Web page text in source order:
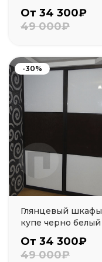
От 34 300₽
49 000₽
-30%
Глянцевый шкафы
купе черно белый
От 34 300₽
49 000₽